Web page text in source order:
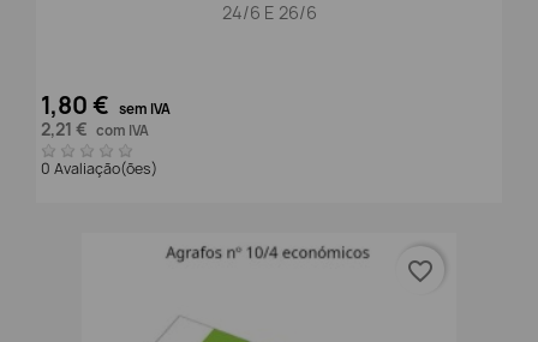
24/6 E 26/6
1,80 € sem IVA
2,21 € com IVA
0 Avaliação(ões)
favorite_border